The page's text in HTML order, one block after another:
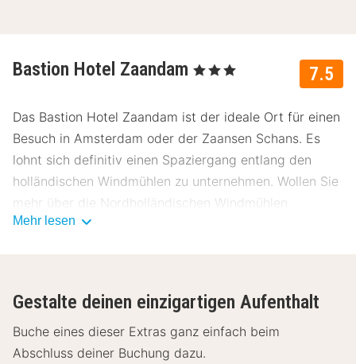
7.5
Bastion Hotel Zaandam , 3 Sterne
Das Bastion Hotel Zaandam ist der ideale Ort für einen
Besuch in Amsterdam oder der Zaansen Schans. Es
lohnt sich definitiv einen Spaziergang entlang den
holländischen Windmühlen zu unternehmen. Wollen Sie
mehr über die Nordholländischen Windmühlen
erfahren? Dann besuchen Sie das Windmühlenmuseum
Bastion Hotel Zaandam, können Sie das kostenfreie
WLAN nutzen. So können Sie rasch und unkompliziert
die Aktivitäten für den folgenden Tag planen. Wollen
Mehr lesen
Gestalte deinen einzigartigen Aufenthalt
Buche eines dieser Extras ganz einfach beim
Abschluss deiner Buchung dazu.